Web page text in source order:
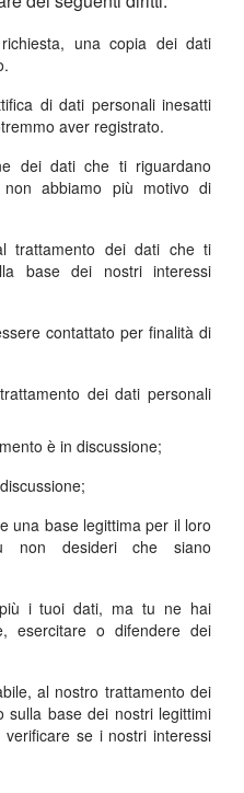
una copia dei dati
di dati personali inesatti
aver registrato.
dei dati che ti riguardano
non abbiamo più motivo di
trattamento dei dati che ti
base dei nostri interessi
contattato per finalità di
dei dati personali
è in discussione;
una base legittima per il loro
non desideri che siano
i tuoi dati, ma tu ne hai
esercitare o difendere dei
al nostro trattamento dei
sulla base dei nostri legittimi
se i nostri interessi